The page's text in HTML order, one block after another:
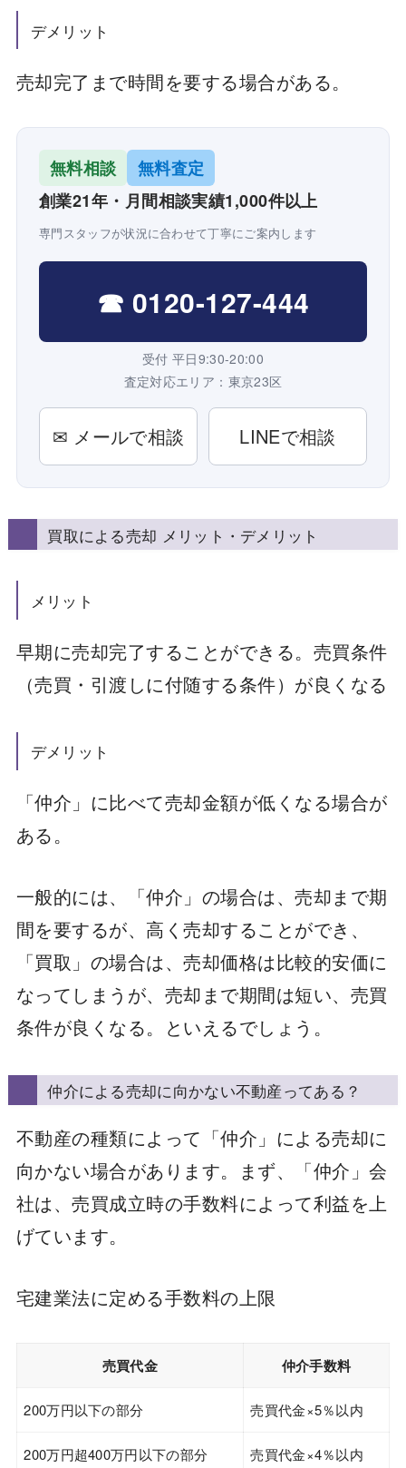
デメリット
売却完了まで時間を要する場合がある。
無料相談
無料査定
創業21年・月間相談実績1,000件以上
専門スタッフが状況に合わせて丁寧にご案内します
☎ 0120-127-444
受付 平日9:30-20:00
査定対応エリア：東京23区
✉ メールで相談 LINEで相談
買取による売却 メリット・デメリット
メリット
早期に売却完了することができる。売買条件
（売買・引渡しに付随する条件）が良くなる
デメリット
「仲介」に比べて売却金額が低くなる場合が
ある。
一般的には、「仲介」の場合は、売却まで期
間を要するが、高く売却することができ、
「買取」の場合は、売却価格は比較的安価に
なってしまうが、売却まで期間は短い、売買
条件が良くなる。といえるでしょう。
仲介による売却に向かない不動産ってある？
不動産の種類によって「仲介」による売却に
向かない場合があります。まず、「仲介」会
社は、売買成立時の手数料によって利益を上
げています。
宅建業法に定める手数料の上限
売買代金 仲介手数料
200万円以下の部分 売買代金×5％以内
200万円超400万円以下の部分 売買代金×4％以内